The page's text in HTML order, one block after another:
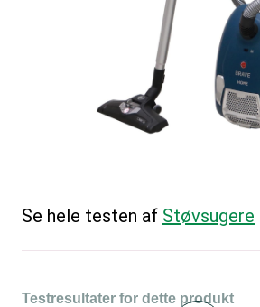
Se hele testen af Støvsugere
Testresultater for dette produkt